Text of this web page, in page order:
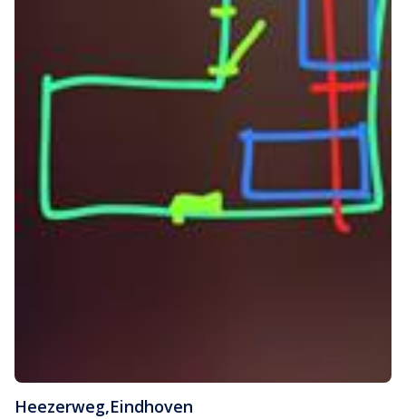
Heezerweg,Eindhoven